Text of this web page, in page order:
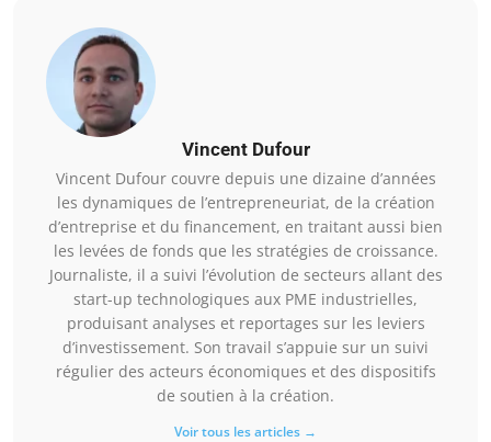
Vincent Dufour
Vincent Dufour couvre depuis une dizaine d’années
les dynamiques de l’entrepreneuriat, de la création
d’entreprise et du financement, en traitant aussi bien
les levées de fonds que les stratégies de croissance.
Journaliste, il a suivi l’évolution de secteurs allant des
start-up technologiques aux PME industrielles,
produisant analyses et reportages sur les leviers
d’investissement. Son travail s’appuie sur un suivi
régulier des acteurs économiques et des dispositifs
de soutien à la création.
Voir tous les articles →